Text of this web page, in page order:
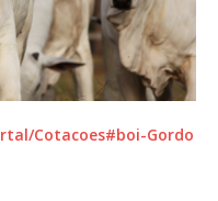
Cotacoes#boi-Gordo